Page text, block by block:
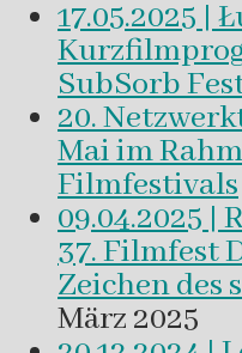
17.05.2025 |
SubSorb
20.
Mai im
Filmfestivals
09.04.2025 |
37. Filmfest
Zeichen des
März 2025